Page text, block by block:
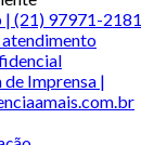
(21) 97971-2181
de Imprensa |